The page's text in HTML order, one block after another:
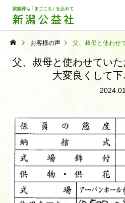
お客様の声 父、叔母と使わせていただ
父、叔母と使わせてい
大変良くして下
2024.01